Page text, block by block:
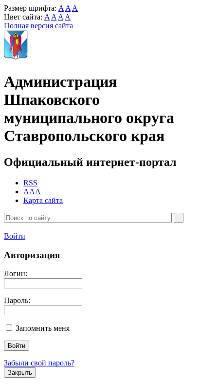
Размер шрифта: A A A
Цвет сайта: A A A A
Полная версия сайта
Администрация
Шпаковского
муниципального округа
Ставропольского края
Официальный интернет-портал
RSS
AAA
Карта сайта
Войти
Авторизация
Логин:
Пароль:
Запомнить меня
Забыли свой пароль?
Закрыть